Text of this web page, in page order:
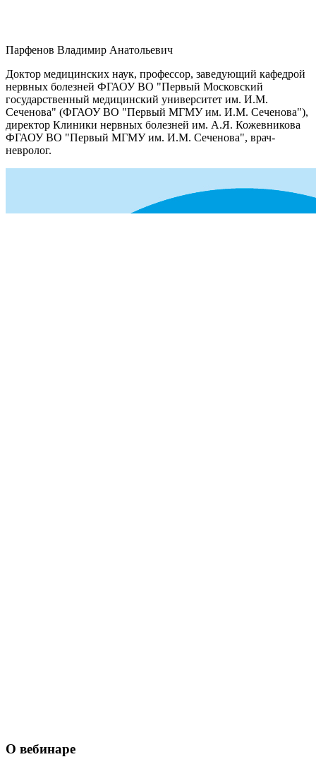
Парфенов Владимир Анатольевич
Доктор медицинских наук, профессор, заведующий кафедрой
нервных болезней ФГАОУ ВО "Первый Московский
государственный медицинский университет им. И.М.
Сеченова" (ФГАОУ ВО "Первый МГМУ им. И.М. Сеченова"),
директор Клиники нервных болезней им. А.Я. Кожевникова
ФГАОУ ВО "Первый МГМУ им. И.М. Сеченова", врач-
невролог.
О вебинаре